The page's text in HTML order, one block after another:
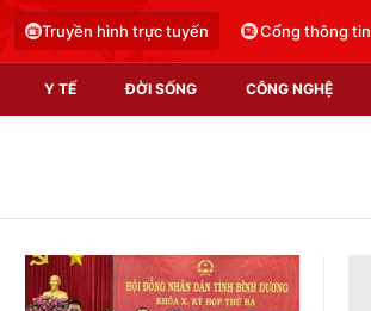
Truyền hình trực tuyến Cổng thông tin
Y TẾ ĐỜI SỐNG CÔNG NGHỆ
Video